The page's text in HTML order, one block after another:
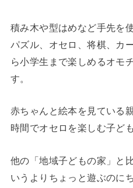
積み木や型はめなど手先を
パズル、オセロ、将棋、カ
ら小学生まで楽しめるオモ
す。
赤ちゃんと絵本を見ている
時間でオセロを楽しむ子ど
他の「地域子どもの家」と
いうよりちょっと遊ぶのに